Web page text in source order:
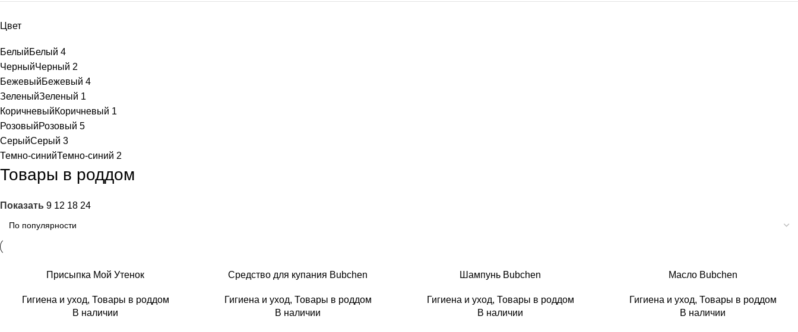
Цвет
БелыйБелый 4
ЧерныйЧерный 2
БежевыйБежевый 4
ЗеленыйЗеленый 1
КоричневыйКоричневый 1
РозовыйРозовый 5
СерыйСерый 3
Темно-синийТемно-синий 2
Товары в роддом
Показать 9 12 18 24
Присыпка Мой Утенок
Гигиена и уход, Товары в роддом
В наличии
Средство для купания Bubchen
Гигиена и уход, Товары в роддом
В наличии
Шампунь Bubchen
Гигиена и уход, Товары в роддом
В наличии
Масло Bubchen
Гигиена и уход, Товары в роддом
В наличии